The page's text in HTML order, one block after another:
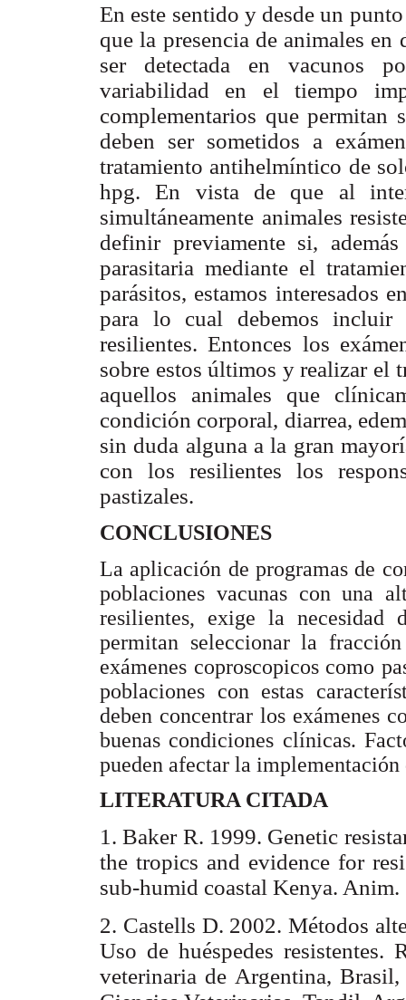
En este sentido y desde un
que la presencia de animales
ser detectada en vacunos
variabilidad en el tiempo
complementarios que permitan
deben ser sometidos a
tratamiento antihelmíntico de
hpg. En vista de que al
simultáneamente animales
definir previamente si,
parasitaria mediante el
parásitos, estamos interesados
para lo cual debemos
resilientes. Entonces los
sobre estos últimos y realizar el
aquellos animales que
condición corporal, diarrea,
sin duda alguna a la gran
con los resilientes los
pastizales.
CONCLUSIONES
La aplicación de programas de
poblaciones vacunas con una
resilientes, exige la necesidad
permitan seleccionar la
exámenes coproscopicos como
poblaciones con estas
deben concentrar los exámenes
buenas condiciones clínicas.
pueden afectar la implementación
LITERATURA CITADA
1. Baker R. 1999. Genetic
the tropics and evidence for
sub-humid coastal Kenya.
2. Castells D. 2002. Métodos
Uso de huéspedes resistentes.
veterinaria de Argentina,